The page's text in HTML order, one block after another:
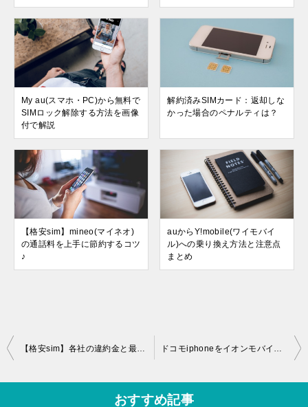
My au(スマホ・PC)から無料で
SIMロック解除する方法を画像
付で解説
解約済みSIMカード：返却しな
かった場合のペナルティは？
【格安sim】mineo(マイネオ)
の通話料を上手に節約するコツ
♪
auからY!mobile(ワイモバイ
ル)への乗り換え方法と注意点
まとめ
投
【格安sim】各社の違約金と最低利用期間を確認、MNP転出料とは？ ドコモiphoneをイオンモバイル店舗でMNP（乗換）してきました！
おすすめ記事